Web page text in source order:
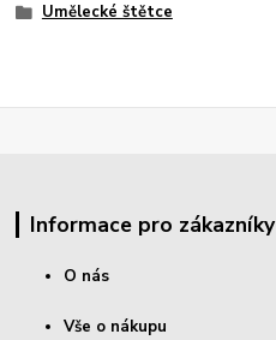
Umělecké štětce
Informace pro zákazníky
O nás
Vše o nákupu